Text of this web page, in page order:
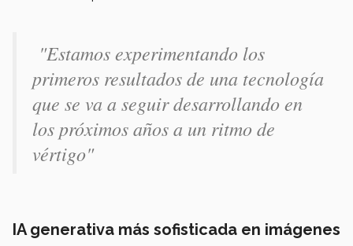
"Estamos experimentando los
primeros resultados de una tecnología
que se va aseguir desarrollando en
los próximos añosa un ritmo de
vértigo"
IA generativa más sofisticada en imágenes